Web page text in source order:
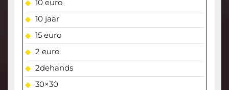
10 euro
10 jaar
15 euro
2 euro
2dehands
30×30